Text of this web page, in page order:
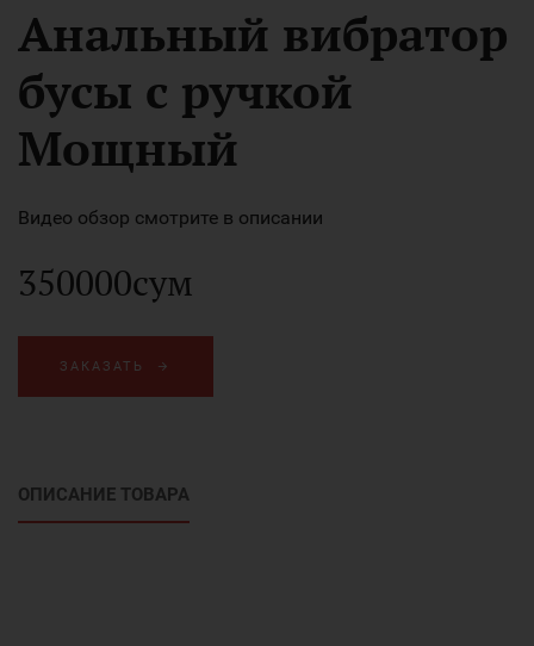
Анальный вибратор
бусы с ручкой
Мощный
Видео обзор смотрите в описании
350000сум
ЗАКАЗАТЬ
ОПИСАНИЕ ТОВАРА